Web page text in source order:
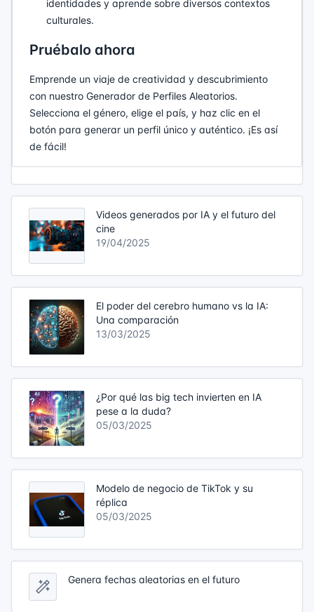
identidades y aprende sobre diversos contextos
culturales.
Pruébalo ahora
Emprende un viaje de creatividad y descubrimiento
con nuestro Generador de Perfiles Aleatorios.
Selecciona el género, elige el país, y haz clic en el
botón para generar un perfil único y auténtico. ¡Es así
de fácil!
Videos generados por IA y el futuro del
cine
19/04/2025
El poder del cerebro humano vs la IA:
Una comparación
13/03/2025
¿Por qué las big tech invierten en IA
pese a la duda?
05/03/2025
Modelo de negocio de TikTok y su
réplica
05/03/2025
Genera fechas aleatorias en el futuro